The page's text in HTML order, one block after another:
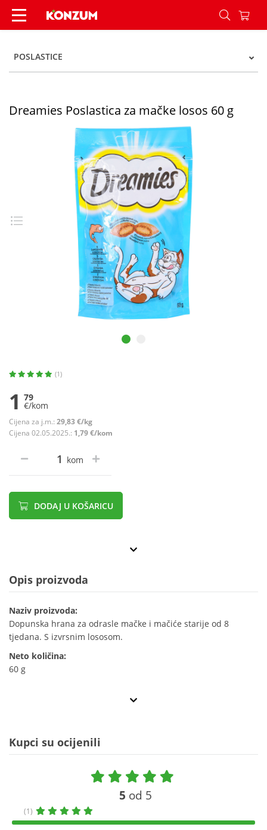
Dreamies Poslastica za mačke losos 60 g -
POSLASTICE
Dreamies Poslastica za mačke losos 60 g
(1)
1 79
€/kom
Cijena za j.m.: 29,83 €/kg
Cijena 02.05.2025.: 1,79 €/kom
kom
DODAJ U KOŠARICU
Opis proizvoda
Naziv proizvoda:
Dopunska hrana za odrasle mačke i mačiće starije od 8
tjedana. S izvrsnim lososom.
Neto količina:
60 g
Kupci su ocijenili
5 od 5
(1)